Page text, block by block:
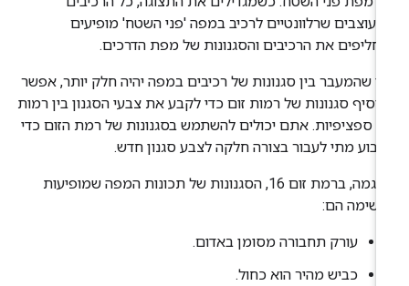
שרלוונטיים לרכיב במפה 'פני השטח' מופיעים
את הרכיבים והסגנונות של מפת הדרכים.
שהמעבר בין סגנונות של רכיבים במפה יהיה חלק יותר, אפשר
סגנונות של רמות זום כדי לקבע את צבעי הסגנון בין רמות
ספציפיות. אתם יכולים להשתמש בסגנונות של רמת הזום כדי
מתי לעבור בצורה חלקה לצבע סגנון חדש.
לדוגמה, ברמת זום 16, הסגנונות של תכונות המפה שמופיעות
הם:
עורק תחבורה מסומן באדום.
כביש מהיר הוא כחול.